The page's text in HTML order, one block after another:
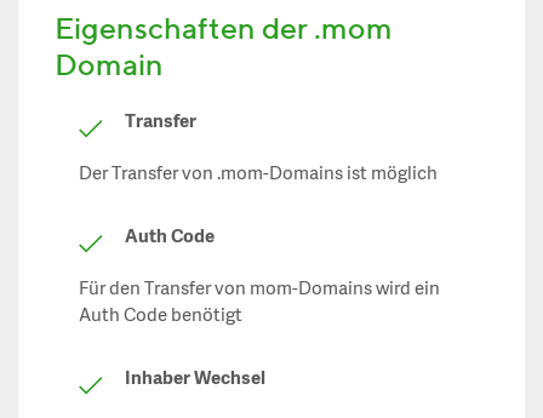
Eigenschaften der .mom
Domain
Transfer
Der Transfer von .mom-Domains ist möglich
Auth Code
Für den Transfer von mom-Domains wird ein
Auth Code benötigt
Inhaber Wechsel